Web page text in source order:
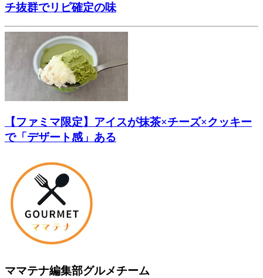
チ抜群でリピ確定の味
【ファミマ限定】アイスが抹茶×チーズ×クッキー
で「デザート感」ある
ママテナ編集部グルメチーム